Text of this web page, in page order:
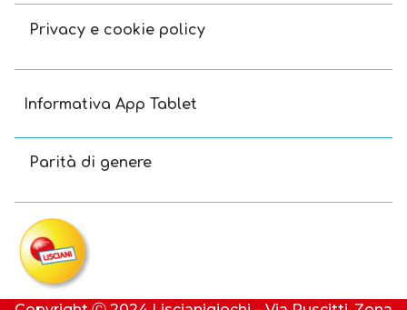
Privacy e cookie policy
Informativa App Tablet
Parità di genere